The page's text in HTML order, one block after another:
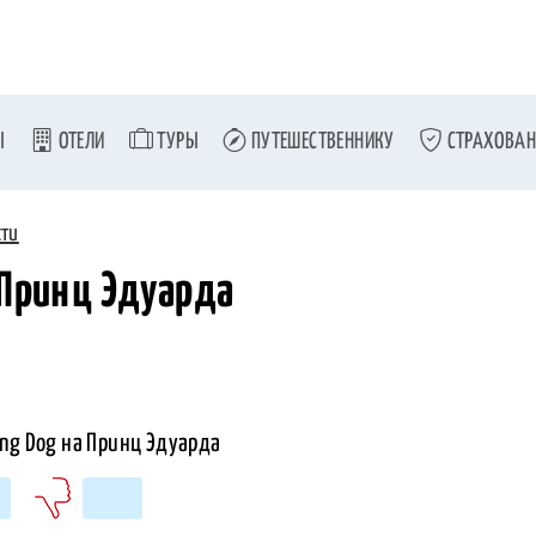
ОТЕЛИ ТУРЫ ПУТЕШЕСТВЕННИКУ
Эдуарда